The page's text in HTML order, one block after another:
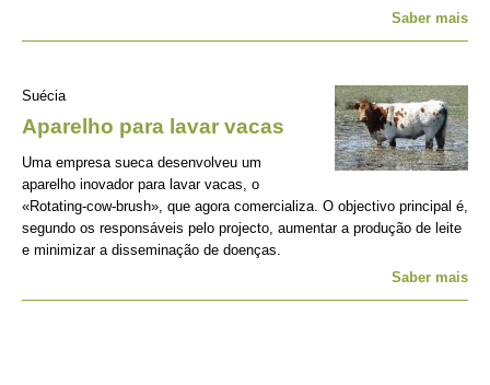
Saber mais
Suécia
Aparelho para lavar vacas
Uma empresa sueca desenvolveu um
aparelho inovador para lavar vacas, o
«Rotating-cow-brush», que agora comercializa. O objectivo principal é,
segundo os responsáveis pelo projecto, aumentar a produção de leite
e minimizar a disseminação de doenças.
Saber mais